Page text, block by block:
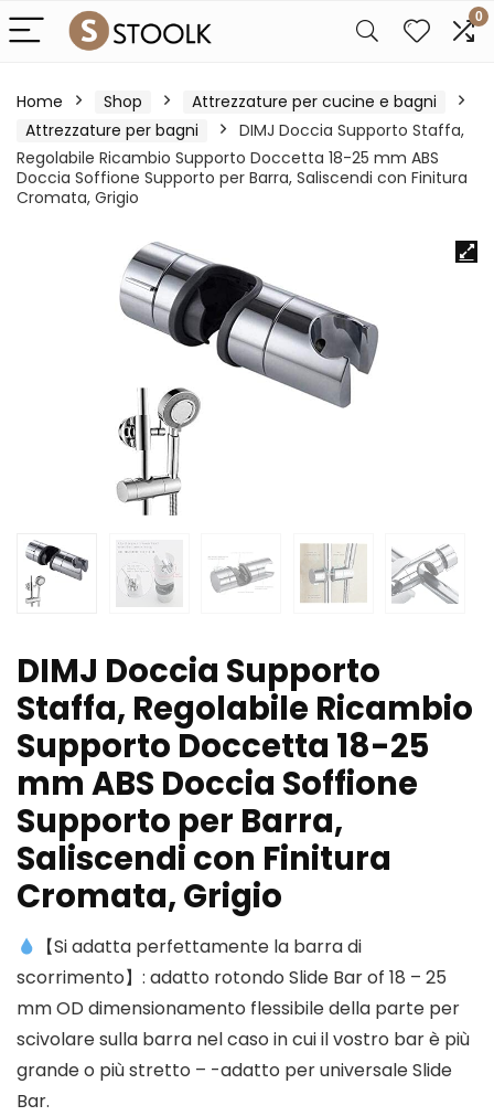
0
Home Shop
Attrezzature per cucine e bagni
Attrezzature per bagni
DIMJ Doccia Supporto Staffa,
Regolabile Ricambio Supporto Doccetta 18-25 mm ABS
Doccia Soffione Supporto per Barra, Saliscendi con Finitura
Cromata, Grigio
DIMJ Doccia Supporto
Staffa, Regolabile Ricambio
Supporto Doccetta 18-25
mm ABS Doccia Soffione
Supporto per Barra,
Saliscendi con Finitura
Cromata, Grigio
【Si adatta perfettamente la barra di
scorrimento】: adatto rotondo Slide Bar of 18 – 25
mm OD dimensionamento flessibile della parte per
scivolare sulla barra nel caso in cui il vostro bar è più
grande o più stretto – -adatto per universale Slide
Bar.